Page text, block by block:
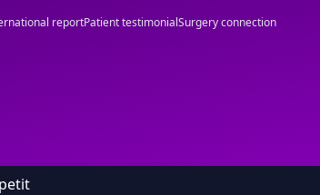
reportPatient testimonialSurgery connection